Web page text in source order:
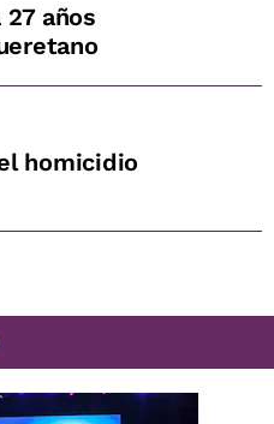
años
homicidio